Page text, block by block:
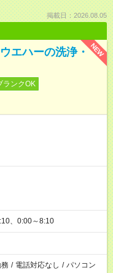
掲載日：2026.08.05
NEW
エハーの洗浄・
ランクOK
、0:00～8:10
/ 電話対応なし / パソコン